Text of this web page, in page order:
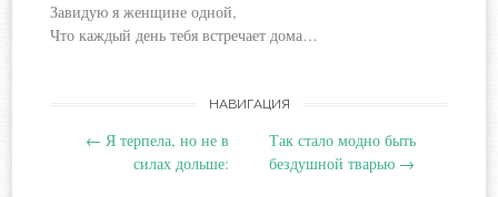
Завидую я женщине одной,
Что каждый день тебя встречает дома…
НавигацияНАВИГАЦИЯ
← Я терпела, но не в
силах дольше:
Так стало модно быть
бездушной тварью →